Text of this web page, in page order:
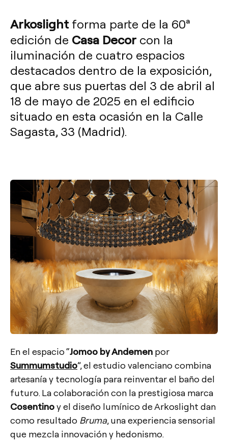
Arkoslight forma parte de la 60ª
edición de Casa Decor con la
iluminación de cuatro espacios
destacados dentro de la exposición,
que abre sus puertas del 3 de abril al
18 de mayo de 2025 en el edificio
situado en esta ocasión en la Calle
Sagasta, 33 (Madrid).
En el espacio “Jomoo by Andemen por
Summumstudio”, el estudio valenciano combina
artesanía y tecnología para reinventar el baño del
futuro. La colaboración con la prestigiosa marca
Cosentinoy el diseño lumínico de Arkoslight dan
como resultado Bruma, una experiencia sensorial
que mezcla innovación y hedonismo.